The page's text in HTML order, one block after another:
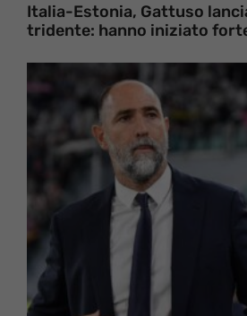
Italia-Estonia, Gattuso
tridente: hanno iniziato